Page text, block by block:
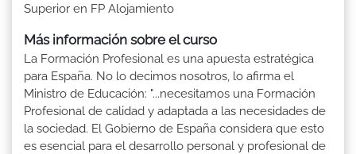
Superior en FP Alojamiento
Más información sobre el curso
La Formación Profesional es una apuesta estratégica
para España. No lo decimos nosotros, lo afirma el
Ministro de Educación: "...necesitamos una Formación
Profesional de calidad y adaptada a las necesidades de
la sociedad. El Gobierno de España considera que esto
es esencial para el desarrollo personal y profesional de